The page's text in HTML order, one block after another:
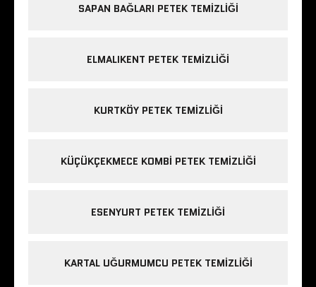
SAPAN BAĞLARI PETEK TEMIZLIĞI
ELMALIKENT PETEK TEMIZLIĞI
KURTKÖY PETEK TEMIZLIĞI
KÜÇÜKÇEKMECE KOMBI PETEK TEMIZLIĞI
ESENYURT PETEK TEMIZLIĞI
KARTAL UĞURMUMCU PETEK TEMIZLIĞI